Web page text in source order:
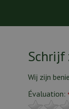
Schrijf
Wij zijn
Évaluation: